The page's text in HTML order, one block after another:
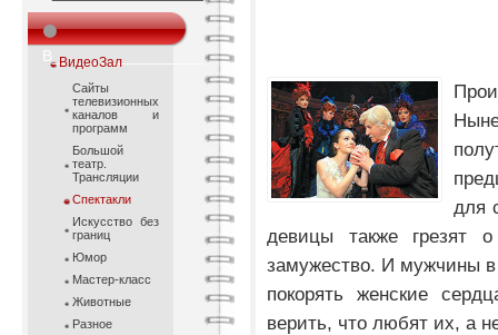
⚫
В_________________
ВидеоЗал
Cайты
телевизионных
каналов и
программ
Большой
театр.
Трансляции
Спектакли
Искусство без
границ
Юмор
Мастер-класс
Животные
Разное
для
девицы также грезят
замужество. И мужчины
покорять женские
верить, что любят их, а